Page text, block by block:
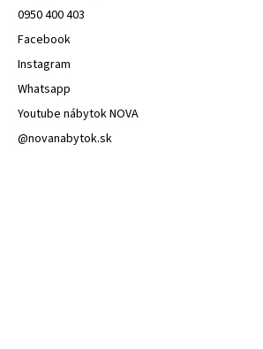
0950 400 403
Facebook
Instagram
Whatsapp
Youtube nábytok NOVA
@novanabytok.sk